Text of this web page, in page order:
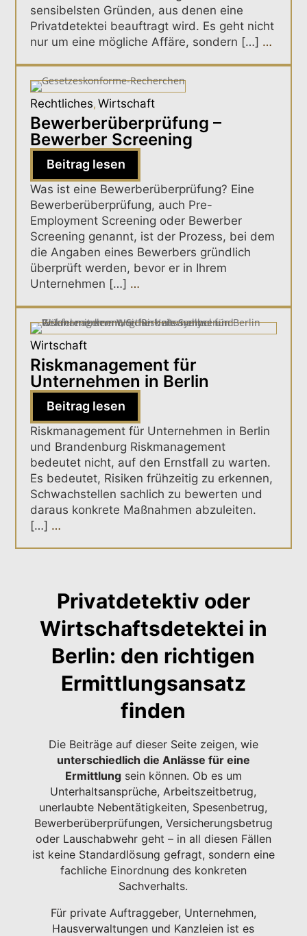
sensibelsten Gründen, aus denen eine
Privatdetektei beauftragt wird. Es geht nicht
nur um eine mögliche Affäre, sondern […] …
Rechtliches,Wirtschaft
Bewerberüberprüfung –
Bewerber Screening
Beitrag lesen
Was ist eine Bewerberüberprüfung? Eine
Bewerberüberprüfung, auch Pre-
Employment Screening oder Bewerber
Screening genannt, ist der Prozess, bei dem
die Angaben eines Bewerbers gründlich
überprüft werden, bevor er in Ihrem
Unternehmen […] …
Wirtschaft
Riskmanagement für
Unternehmen in Berlin
Beitrag lesen
Riskmanagement für Unternehmen in Berlin
und Brandenburg Riskmanagement
bedeutet nicht, auf den Ernstfall zu warten.
Es bedeutet, Risiken frühzeitig zu erkennen,
Schwachstellen sachlich zu bewerten und
daraus konkrete Maßnahmen abzuleiten.
[…] …
Privatdetektiv oder
Wirtschaftsdetektei in
Berlin: den richtigen
Ermittlungsansatz
finden
Die Beiträge auf dieser Seite zeigen, wie
unterschiedlich die Anlässe für eine
Ermittlungsein können. Ob es um
Unterhaltsansprüche, Arbeitszeitbetrug,
unerlaubte Nebentätigkeiten, Spesenbetrug,
Bewerberüberprüfungen, Versicherungsbetrug
oder Lauschabwehr geht – in all diesen Fällen
ist keine Standardlösung gefragt, sondern eine
fachliche Einordnung des konkreten
Sachverhalts.
Für private Auftraggeber, Unternehmen,
Hausverwaltungen und Kanzleien ist es